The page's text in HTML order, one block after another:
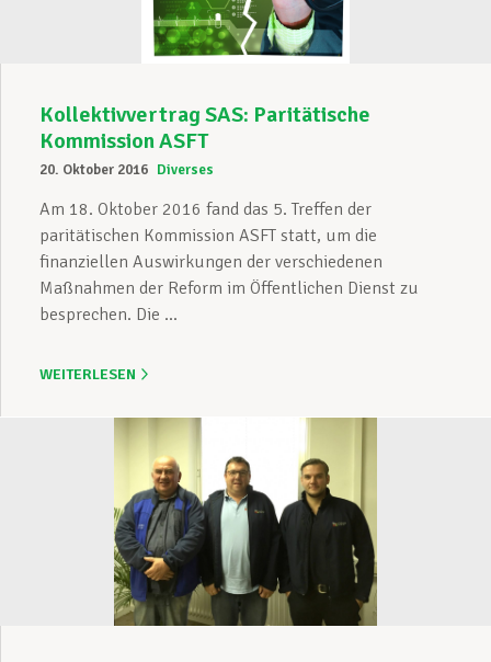
Kollektivvertrag SAS: Paritätische
Kommission ASFT
20. Oktober 2016 Diverses
Am 18. Oktober 2016 fand das 5. Treffen der
paritätischen Kommission ASFT statt, um die
finanziellen Auswirkungen der verschiedenen
Maßnahmen der Reform im Öffentlichen Dienst zu
besprechen. Die ...
WEITERLESEN